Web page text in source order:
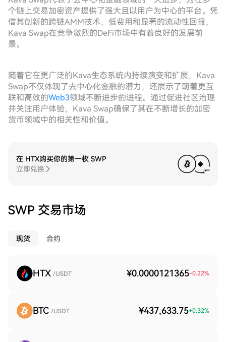
个链上交易加密资产提供了强大且以用户为中心的平台。凭
借其创新的跨链AMM技术、低费用和显著的流动性回报，
Kava Swap在竞争激烈的DeFi市场中有着良好的发展前
景。
随着它在更广泛的Kava生态系统内持续演变和扩展，Kava
Swap不仅体现了去中心化金融的潜力，还展示了朝着更互
联和高效的Web3领域不断进步的进程。通过促进社区治理
并关注用户体验，Kava Swap确保了其在不断增长的加密
货币领域中的相关性和价值。
在 HTX购买你的第一枚 SWP
立即兑换
SWP 交易市场
现货 合约
HTX /USDT ¥0.0000121365-0.22%
BTC /USDT ¥437,633.75+0.32%